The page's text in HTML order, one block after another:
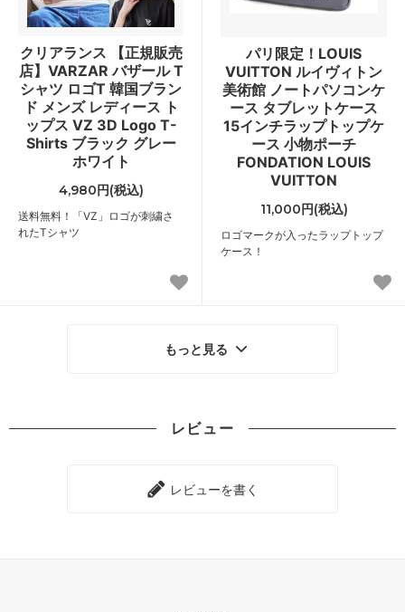
クリアランス 【正規販売
店】VARZAR バザール T
シャツ ロゴT 韓国ブラン
ド メンズ レディース ト
ップス VZ 3D Logo T-
Shirts ブラック グレー
ホワイト
4,980円(税込)
送料無料！「VZ」ロゴが刺繍さ
れたTシャツ
パリ限定！LOUIS
VUITTON ルイヴィトン
美術館 ノートパソコンケ
ース タブレットケース
15インチラップトップケ
ース 小物ポーチ
FONDATION LOUIS
VUITTON
11,000円(税込)
ロゴマークが入ったラップトップ
ケース！
もっと見る
レビュー
レビューを書く